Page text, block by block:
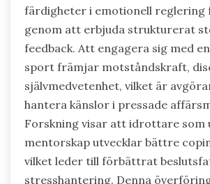
stödsystem. Att känna igen sina
utlösare är avgörande för effektiv
Regelbunden praktik av tekniker
reglering förbättrar
sportkontexter. Att engagera sig
eller kollegor ger värdefull
uppmuntran, vilket främjar en
Hur kan mentorskap inom